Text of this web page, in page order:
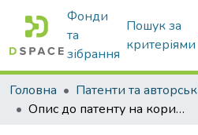
Фонди
та
зібрання
Пошук за
критеріями
Головна
Опис до патенту на корисну модель № 122475 "Змішувач комбінованих кормів"